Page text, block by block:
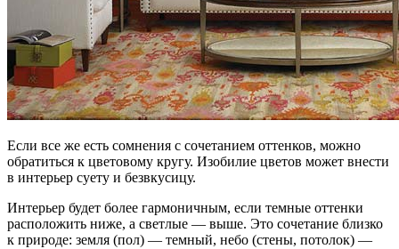
Если все же есть сомнения с сочетанием оттенков, можно
обратиться к цветовому кругу. Изобилие цветов может внести
в интерьер суету и безвкусицу.
Интерьер будет более гармоничным, если темные оттенки
расположить ниже, а светлые — выше. Это сочетание близко
к природе: земля (пол) — темный, небо (стены, потолок) —